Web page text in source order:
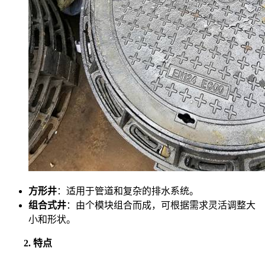
方形井：适用于管道和复杂的排水系统。
组合式井：由个模块组合而成，可根据需求灵活调整大
小和形状。
2. 特点